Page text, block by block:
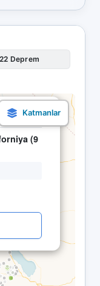
Deprem
20.05 03:22
(9
×